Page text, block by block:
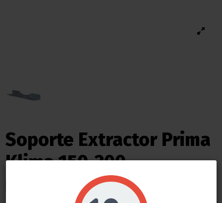
Soporte Extractor Prima
Klima 150-200